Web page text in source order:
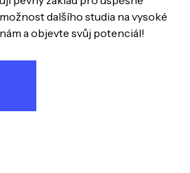
dalšího studia na vysoké
a objevte svůj potenciál!